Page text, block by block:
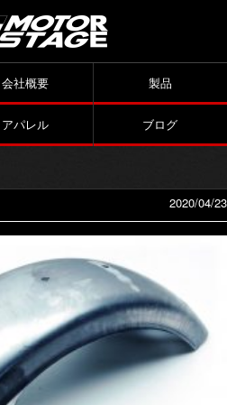
会社概要 製品
アパレル ブログ
2020/04/23